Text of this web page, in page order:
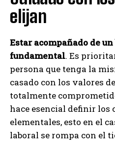
elijan
Estar acompañado de
fundamental. Es
persona que tenga la
casado con los valores
totalmente
hace esencial definir
elementales, esto en el
laboral se rompa con el